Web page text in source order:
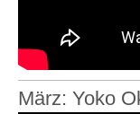
März: Yoko